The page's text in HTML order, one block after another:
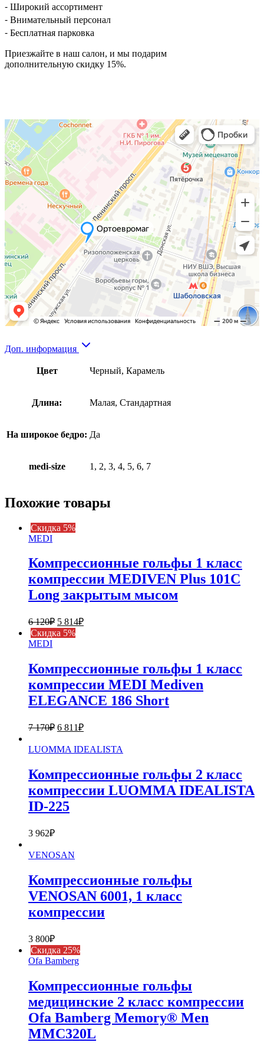
⁃ Широкий ассортимент
⁃ Внимательный персонал
⁃ Бесплатная парковка
Приезжайте в наш салон, и мы подарим
дополнительную скидку 15%.
Доп. информация
Цвет Черный, Карамель
Длина: Малая, Стандартная
На широкое бедро: Да
medi-size 1, 2, 3, 4, 5, 6, 7
Похожие товары
Cкидка 5%
MEDI
Компрессионные гольфы 1 класс
компрессии MEDIVEN Plus 101C
Long закрытым мысом
6 120₽ Первоначальная
цена
составляла
5 814₽Текущая
Cкидка 5%
MEDI
Компрессионные гольфы 1 класс
компрессии MEDI Mediven
ELEGANCE 186 Short
7 170₽ Первоначальная
составляла
7
6 811₽Текущая
6
LUOMMA IDEALISTA
Компрессионные гольфы 2 класс
компрессии LUOMMA IDEALISTA
ID-225
3 962₽
VENOSAN
Компрессионные гольфы
VENOSAN 6001, 1 класс
компрессии
3 800₽
Cкидка 25%
Ofa Bamberg
Компрессионные гольфы
медицинские 2 класс компрессии
Ofa Bamberg Memory® Men
MMC320L